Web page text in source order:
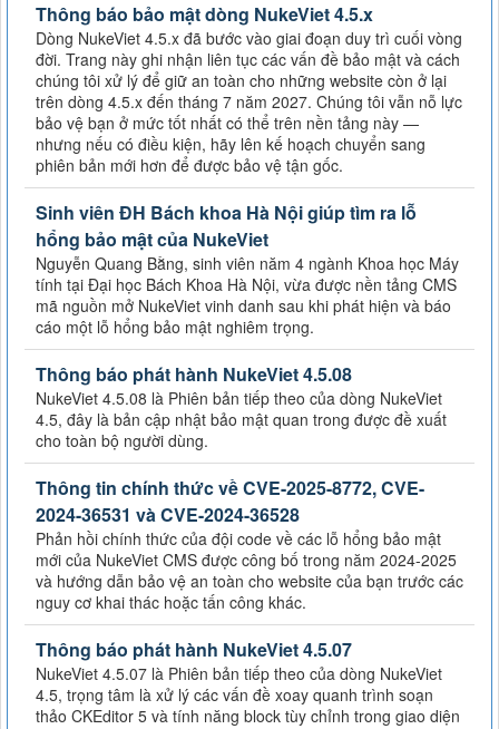
Thông báo bảo mật dòng NukeViet 4.5.x
Dòng NukeViet 4.5.x đã bước vào giai đoạn duy trì cuối vòng
đời. Trang này ghi nhận liên tục các vấn đề bảo mật và cách
chúng tôi xử lý để giữ an toàn cho những website còn ở lại
trên dòng 4.5.x đến tháng 7 năm 2027. Chúng tôi vẫn nỗ lực
bảo vệ bạn ở mức tốt nhất có thể trên nền tảng này —
nhưng nếu có điều kiện, hãy lên kế hoạch chuyển sang
phiên bản mới hơn để được bảo vệ tận gốc.
Sinh viên ĐH Bách khoa Hà Nội giúp tìm ra lỗ
hổng bảo mật của NukeViet
Nguyễn Quang Bằng, sinh viên năm 4 ngành Khoa học Máy
tính tại Đại học Bách Khoa Hà Nội, vừa được nền tảng CMS
mã nguồn mở NukeViet vinh danh sau khi phát hiện và báo
cáo một lỗ hổng bảo mật nghiêm trọng.
Thông báo phát hành NukeViet 4.5.08
NukeViet 4.5.08 là Phiên bản tiếp theo của dòng NukeViet
4.5, đây là bản cập nhật bảo mật quan trong được đề xuất
cho toàn bộ người dùng.
Thông tin chính thức về CVE-2025-8772, CVE-
2024-36531 và CVE-2024-36528
Phản hồi chính thức của đội code về các lỗ hổng bảo mật
mới của NukeViet CMS được công bố trong năm 2024-2025
và hướng dẫn bảo vệ an toàn cho website của bạn trước các
nguy cơ khai thác hoặc tấn công khác.
Thông báo phát hành NukeViet 4.5.07
NukeViet 4.5.07 là Phiên bản tiếp theo của dòng NukeViet
4.5, trọng tâm là xử lý các vấn đề xoay quanh trình soạn
thảo CKEditor 5 và tính năng block tùy chỉnh trong giao diện